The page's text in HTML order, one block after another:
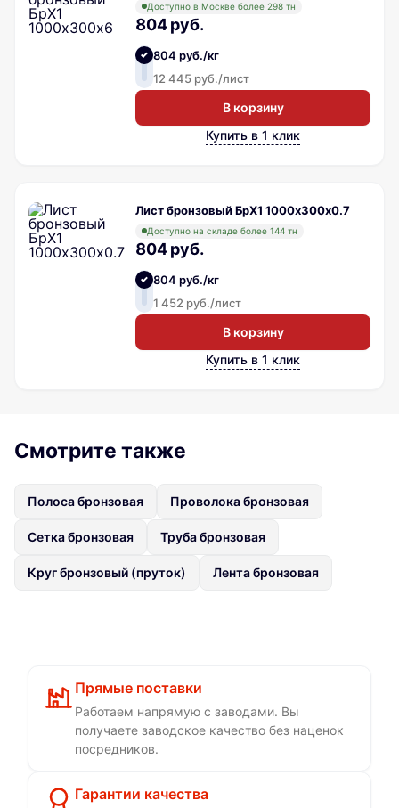
Доступно в Москве более 298 тн
804 руб.
804 руб./кг
12 445 руб./лист
В корзину
Купить в 1 клик
Лист бронзовый БрХ1 1000х300х0.7
Доступно на складе более 144 тн
804 руб.
804 руб./кг
1 452 руб./лист
В корзину
Купить в 1 клик
Смотрите также
Полоса бронзовая Проволока бронзовая
Сетка бронзовая Труба бронзовая
Круг бронзовый (пруток) Лента бронзовая
Прямые поставки
Работаем напрямую с заводами. Вы
получаете заводское качество без наценок
посредников.
Гарантии качества